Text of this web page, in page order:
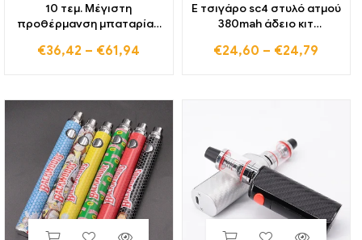
10 τεμ. Μέγιστη
προθέρμανση μπαταρίας
Μεταβλητής τάσης στυλό
με φορτιστή USB
€36,42 – €61,94
E τσιγάρο sc4 στυλό ατμού
380mah άδειο κιτ
φόρτισης USB για καρότσι
€24,60 – €24,79